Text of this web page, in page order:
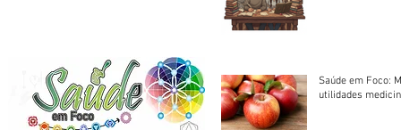
Saúde em Foco:
utilidades